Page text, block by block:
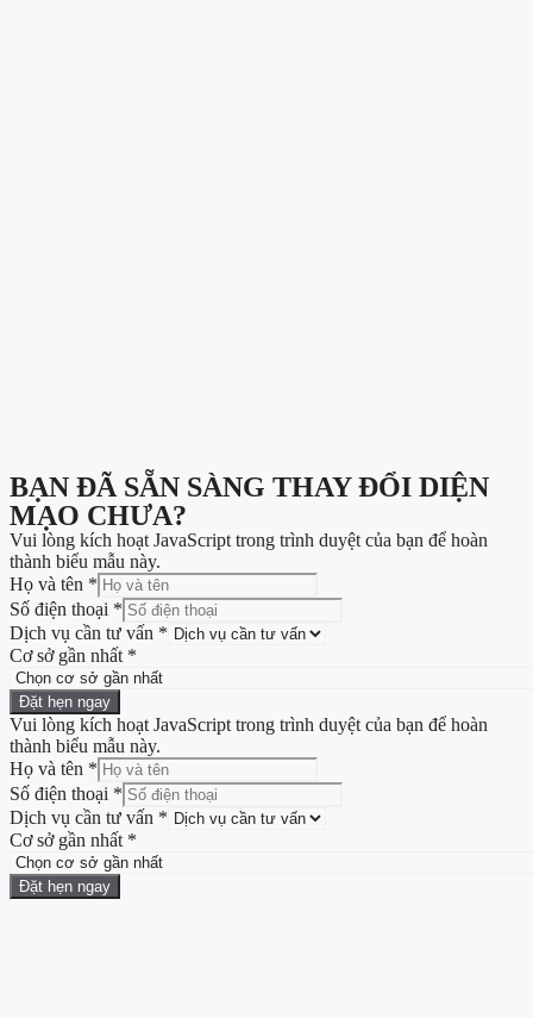
BẠN ĐÃ SẴN SÀNG THAY ĐỔI DIỆN
MẠO CHƯA?
Vui lòng kích hoạt JavaScript trong trình duyệt của bạn để hoàn
thành biểu mẫu này.
Họ và tên *
Số điện thoại *
Dịch vụ cần tư vấn *
Cơ sở gần nhất *
Đặt hẹn ngay
Vui lòng kích hoạt JavaScript trong trình duyệt của bạn để hoàn
thành biểu mẫu này.
Họ và tên *
Số điện thoại *
Dịch vụ cần tư vấn *
Cơ sở gần nhất *
Đặt hẹn ngay